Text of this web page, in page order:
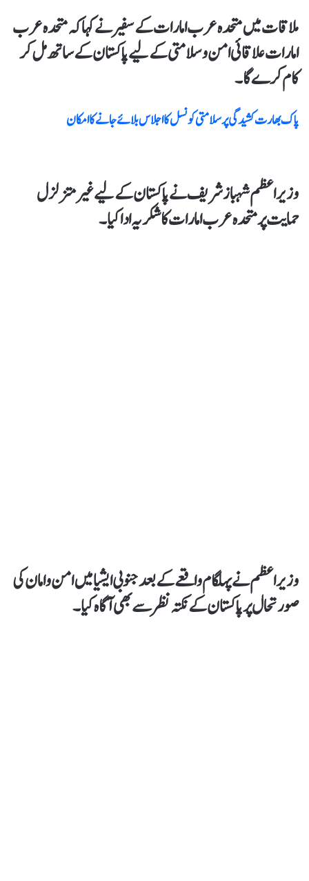
ملاقات میں متحدہ عرب امارات کے سفیر نے کہا کہ متحدہ عرب
امارات علاقائی امن و سلامتی کے لیے پاکستان کے ساتھ مل کر
کام کرےگا۔
پاک بھارت کشیدگی پر سلامتی کونسل کا اجلاس بلائے جانے کا امکان
وزیراعظم شہباز شریف نےپاکستان کے لیےغیر متزلزل
حمایت پرمتحدہ عرب امارات کا شکریہ اداکیا۔
وزیراعظم نےپہلگام واقعے کےبعدجنوبی ایشیا میں امن و امان کی
صورتحال پرپاکستان کے نکتہ نظر سے بھی آگاہ کیا۔